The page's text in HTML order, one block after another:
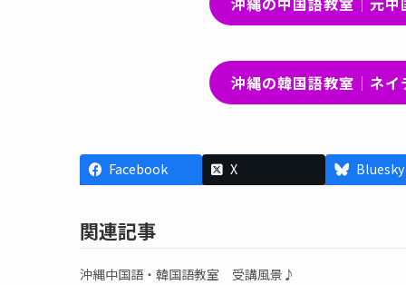
沖縄の韓国語教室｜ネ
Facebook X Bluesky
関連記事
沖縄中国語・韓国語教室 受講風景♪